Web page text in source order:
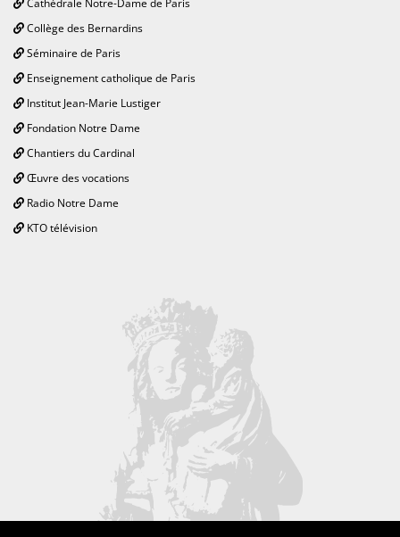
Collège des Bernardins
Séminaire de Paris
Enseignement catholique de Paris
Institut Jean-Marie Lustiger
Fondation Notre Dame
Chantiers du Cardinal
Œuvre des vocations
Radio Notre Dame
KTO télévision